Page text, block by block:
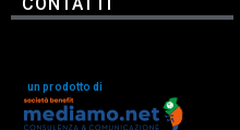
un prodotto di